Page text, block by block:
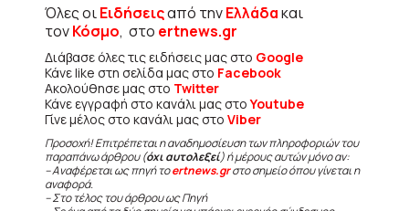
Όλες οιΕιδήσειςαπό τηνΕλλάδακαι
τονΚόσμο, στο ertnews.gr
Διάβασε όλες τις ειδήσεις μας στο Google
Κάνε like στη σελίδα μας στο Facebook
Ακολούθησε μας στο Twitter
Κάνε εγγραφή στο κανάλι μας στοYoutube
Γίνε μέλος στο κανάλι μας στο Viber
Προσοχή! Επιτρέπεται η αναδημοσίευση των πληροφοριών του
παραπάνω άρθρου (όχι αυτολεξεί) ή μέρους αυτών μόνο αν:
– Αναφέρεται ως πηγή τοertnews.grστο σημείο όπου γίνεται η
αναφορά.
– Στο τέλος του άρθρου ως Πηγή